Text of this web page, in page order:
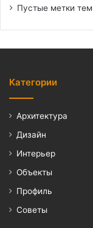
Пустые метки тем
Категории
Архитектура
Дизайн
Интерьер
Объекты
Профиль
Советы